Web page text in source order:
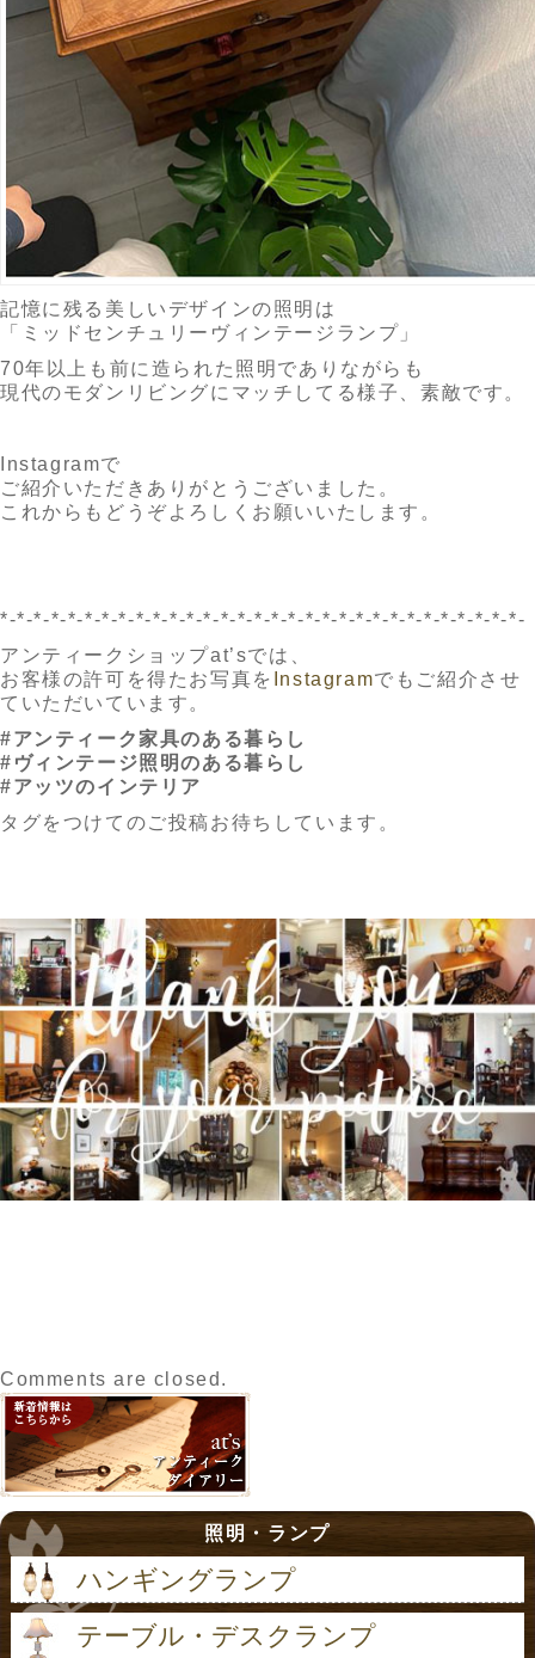
記憶に残る美しいデザインの照明は
「ミッドセンチュリーヴィンテージランプ」
70年以上も前に造られた照明でありながらも
現代のモダンリビングにマッチしてる様子、素敵です。
Instagramで
ご紹介いただきありがとうございました。
これからもどうぞよろしくお願いいたします。
*-*-*-*-*-*-*-*-*-*-*-*-*-*-*-*-*-*-*-*-*-*-*-*-*-*-*-*-*-*-*-
アンティークショップat’sでは、
お客様の許可を得たお写真を Instagramでもご紹介させ
ていただいています。
#アンティーク家具のある暮らし
#ヴィンテージ照明のある暮らし
#アッツのインテリア
タグをつけてのご投稿お待ちしています。
Comments are closed.
照明・ランプ
ハンギングランプ
テーブル・デスクランプ